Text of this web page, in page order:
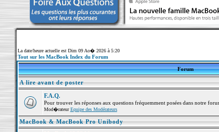
La date/heure actuelle est Dim 09 Ao� 2026 à 5:20
Tout sur les MacBook Index du Forum
Forum
A lire avant de poster
F.A.Q.
Pour trouver les réponses aux questions fréquemment posées dans notre
Mod�rateurEquipe des Modérateurs
MacBook & MacBook Pro Unibody